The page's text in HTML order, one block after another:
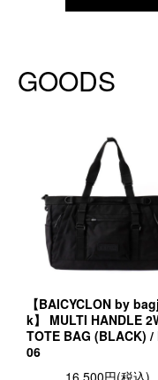
GOODS
【BAICYCLON by
k】 MULTI HANDLE
TOTE BAG (BLACK) /
06